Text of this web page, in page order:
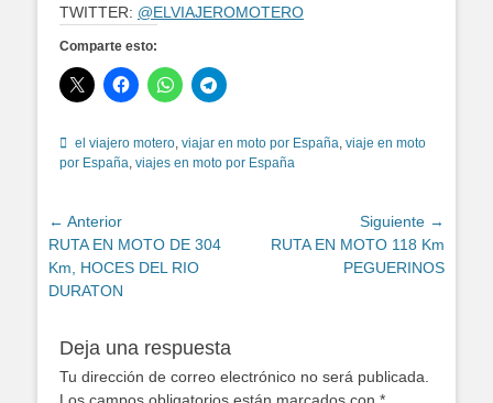
TWITTER: @ELVIAJEROMOTERO
Comparte esto:
Etiquetas
el viajero motero, viajar en moto por España, viaje en moto
por España, viajes en moto por España
Navegación
de
entradas
← Anterior
Entrada
anterior:
RUTA EN MOTO DE 304
Km, HOCES DEL RIO
DURATON
Siguiente →
Entrada
RUTA EN MOTO 118 Km
PEGUERINOS
Deja una respuesta
Tu dirección de correo electrónico no será publicada.